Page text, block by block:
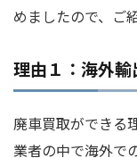
めましたので、ご
理由１：海外
廃車買取ができる
業者の中で海外で